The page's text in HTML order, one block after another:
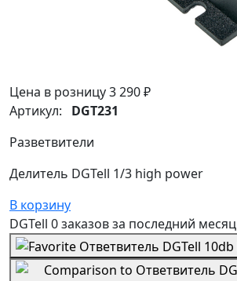
Цена в розницу3 290 ₽
Артикул: DGT231
Разветвители
Делитель DGTell 1/3 high power
В корзину
DGTell 0 заказовза последний месяц